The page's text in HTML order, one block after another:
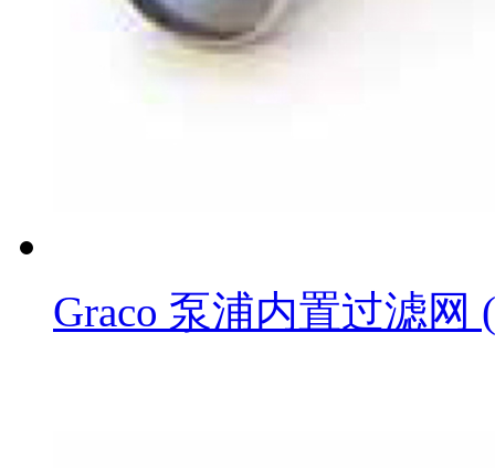
Graco 泵浦内置过滤网